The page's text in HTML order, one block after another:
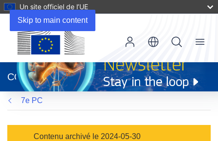
Skip to main content
Un site officiel de l’UE
dans
une
nouvelle
fenêtre)
CORDIS
Menu
7e PC
Contenu archivé le 2024-05-30